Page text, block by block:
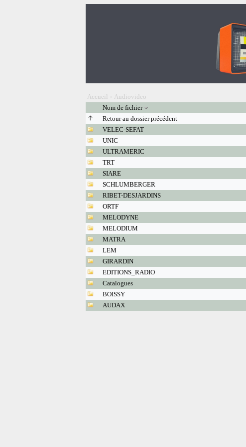
Accueil > Audiovideo
Nom de fichier
Retour au dossier précédent
VELEC-SEFAT
UNIC
ULTRAMERIC
TRT
SIARE
SCHLUMBERGER
RIBET-DESJARDINS
ORTF
MELODYNE
MELODIUM
MATRA
LEM
GIRARDIN
EDITIONS_RADIO
Catalogues
BOISSY
AUDAX